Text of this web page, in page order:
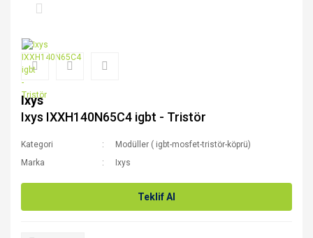
Ixys
Ixys IXXH140N65C4 igbt - Tristör
Kategori
Modüller ( igbt-mosfet-tristör-köprü)
Marka
Ixys
Teklif Al